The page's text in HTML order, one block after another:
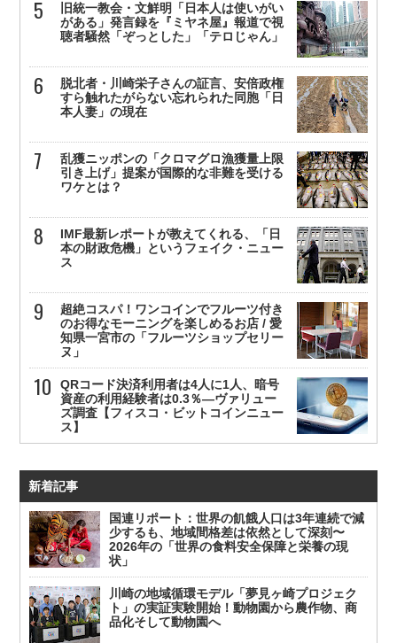
旧統一教会・文鮮明「日本人は使いがい
がある」発言録を『ミヤネ屋』報道で視
聴者騒然「ぞっとした」「テロじゃん」
脱北者・川崎栄子さんの証言、安倍政権
すら触れたがらない忘れられた同胞「日
本人妻」の現在
乱獲ニッポンの「クロマグロ漁獲量上限
引き上げ」提案が国際的な非難を受ける
ワケとは？
IMF最新レポートが教えてくれる、「日
本の財政危機」というフェイク・ニュー
ス
超絶コスパ！ワンコインでフルーツ付き
のお得なモーニングを楽しめるお店 / 愛
知県一宮市の「フルーツショップセリー
ヌ」
QRコード決済利用者は4人に1人、暗号
資産の利用経験者は0.3％—ヴァリュー
ズ調査【フィスコ・ビットコインニュー
ス】
新着記事
国連リポート：世界の飢餓人口は3年連続で減
少するも、地域間格差は依然として深刻〜
2026年の「世界の食料安全保障と栄養の現
状」
川崎の地域循環モデル「夢見ヶ崎プロジェク
ト」の実証実験開始！動物園から農作物、商
品化そして動物園へ